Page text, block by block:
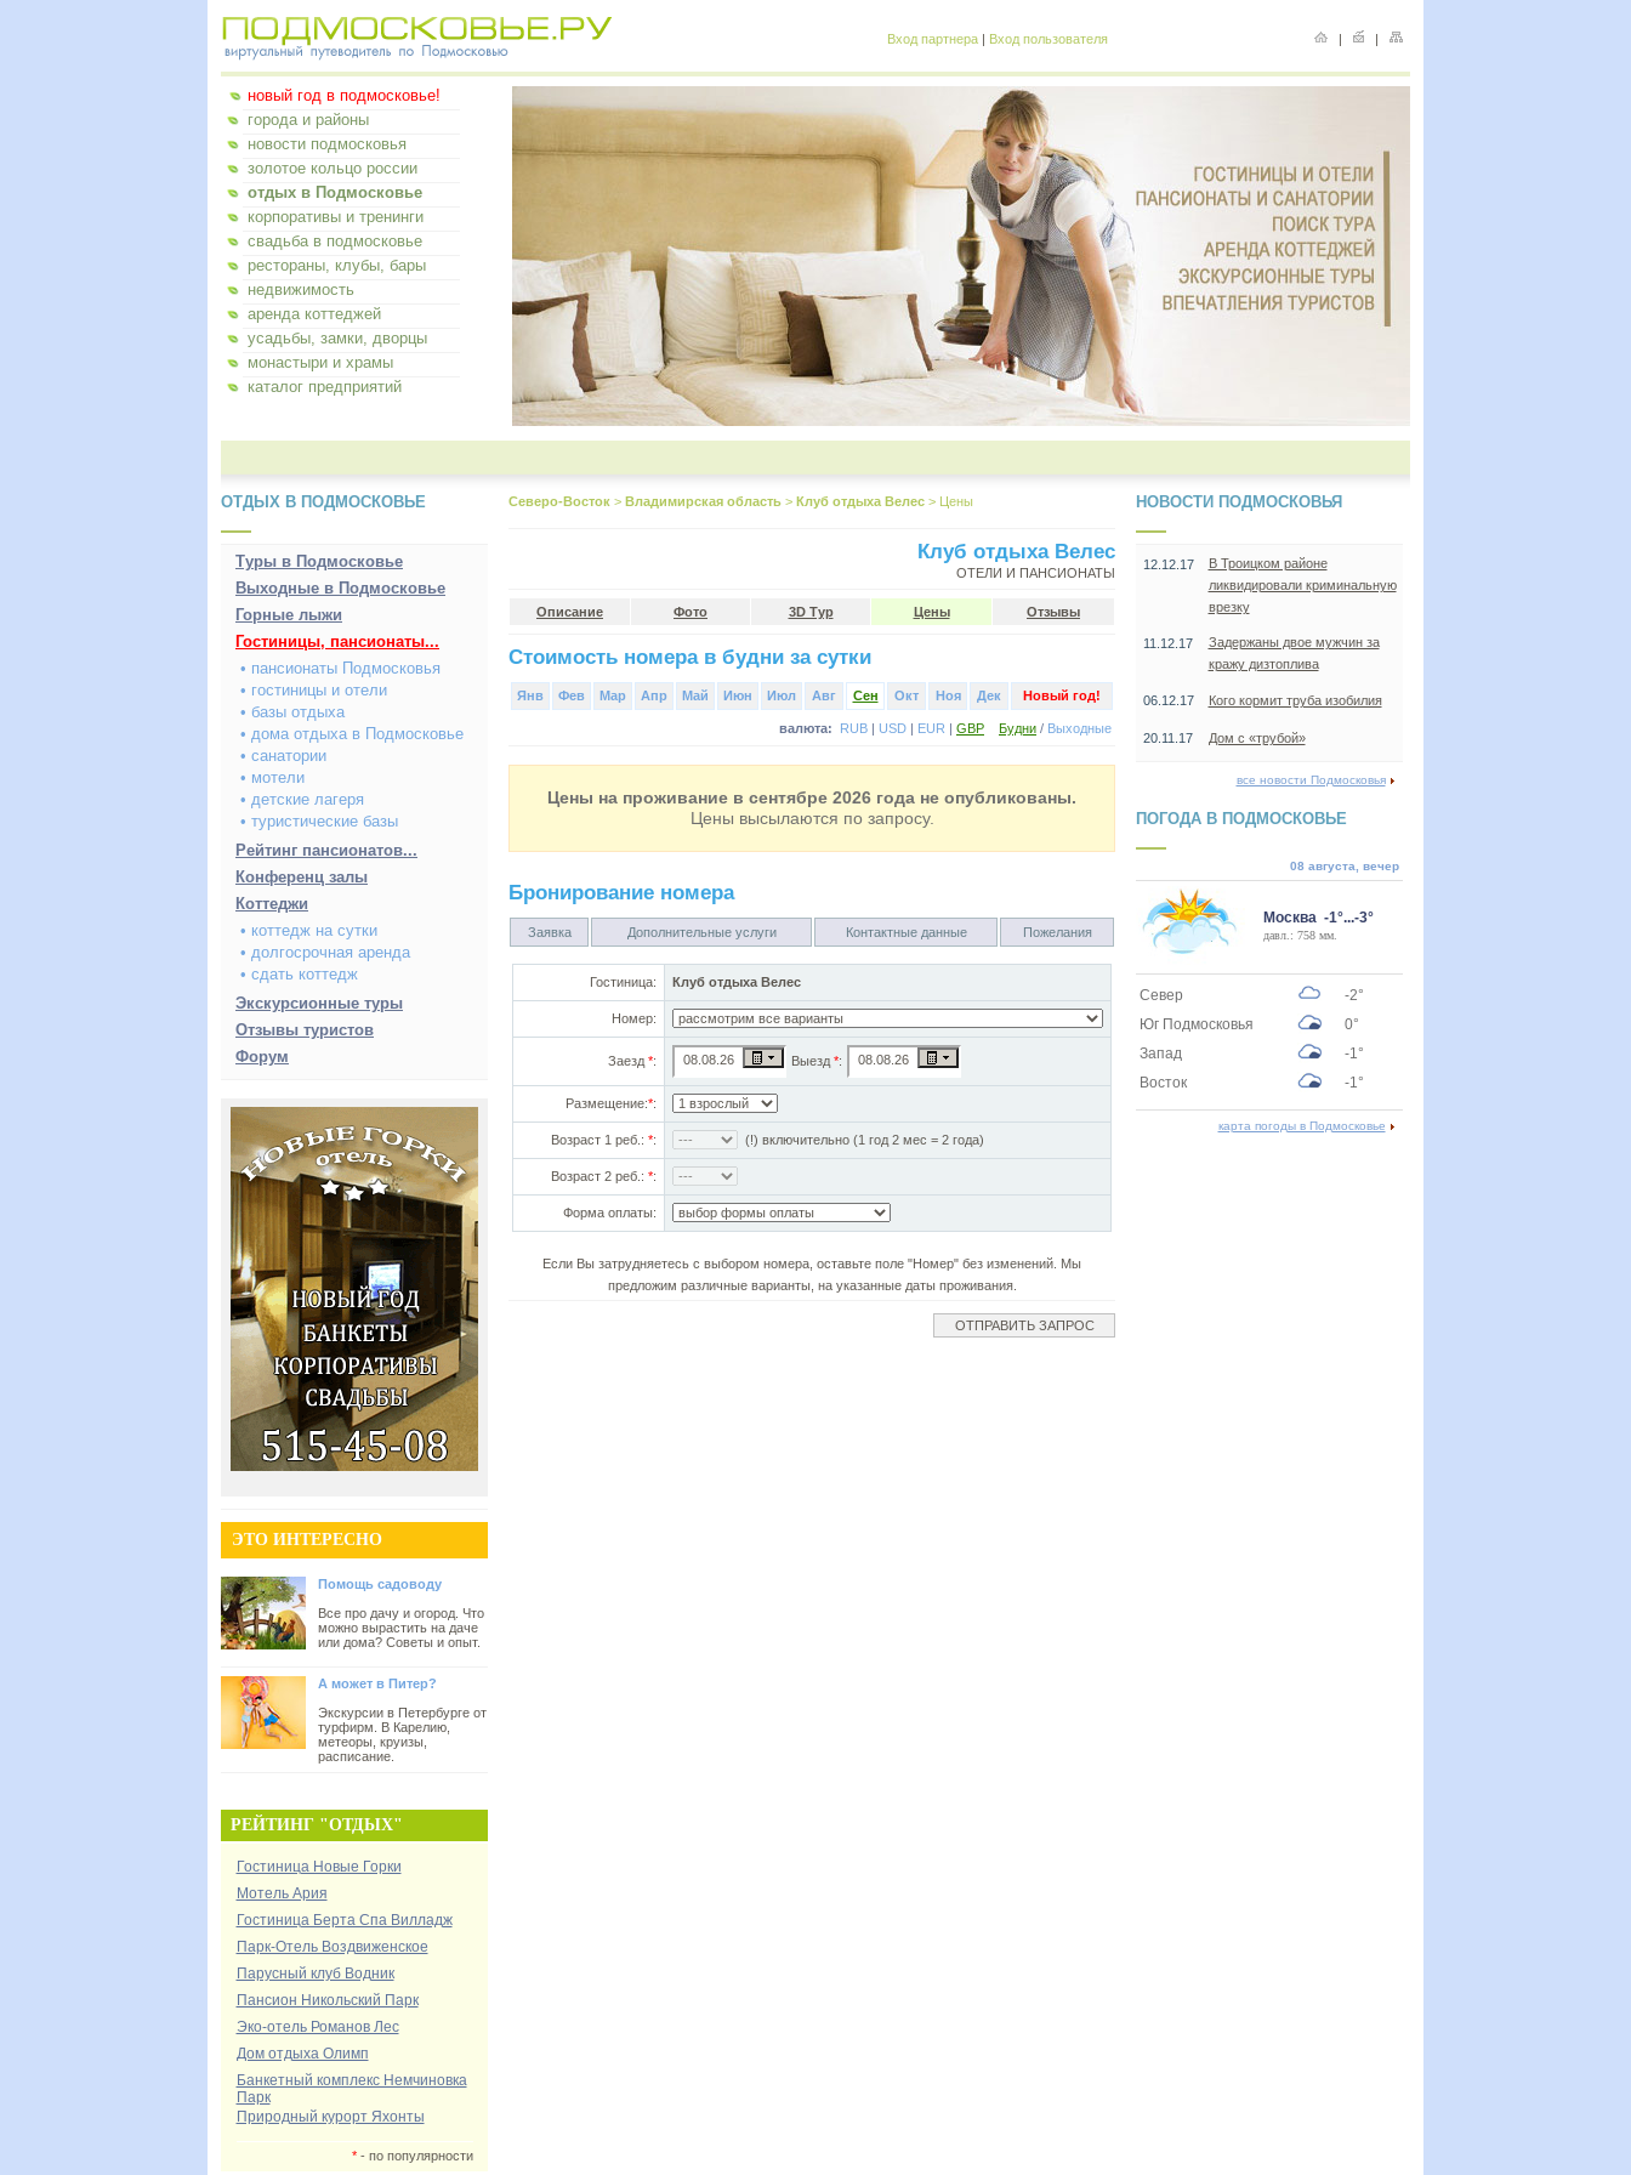
Вход партнера | Вход пользователя | |
новый год в подмосковье!
города и районы
новости подмосковья
золотое кольцо россии
отдых в Подмосковье
корпоративы и тренинги
свадьба в подмосковье
рестораны, клубы, бары
недвижимость
аренда коттеджей
усадьбы, замки, дворцы
монастыри и храмы
каталог предприятий
ОТДЫХ В ПОДМОСКОВЬЕ
Туры в Подмосковье
Выходные в Подмосковье
Горные лыжи
Гостиницы, пансионаты...
• пансионаты Подмосковья
• гостиницы и отели
• базы отдыха
• дома отдыха в Подмосковье
• санатории
• мотели
• детские лагеря
• туристические базы
Рейтинг пансионатов...
Конференц залы
Коттеджи
• коттедж на сутки
• долгосрочная аренда
• сдать коттедж
Экскурсионные туры
Отзывы туристов
Форум
ЭТО ИНТЕРЕСНО
Помощь садоводу
Все про дачу и огород. Что
можно вырастить на даче
или дома? Советы и опыт.
А может в Питер?
Экскурсии в Петербурге от
турфирм. В Карелию,
метеоры, круизы,
расписание.
РЕЙТИНГ "ОТДЫХ"
Гостиница Новые Горки
Мотель Ария
Гостиница Берта Спа Вилладж
Парк-Отель Воздвиженское
Парусный клуб Водник
Пансион Никольский Парк
Эко-отель Романов Лес
Дом отдыха Олимп
Банкетный комплекс Немчиновка
Парк
Природный курорт Яхонты
*- по популярности
Северо-Восток > Владимирская область > Клуб отдыха Велес > Цены
Клуб отдыха Велес
ОТЕЛИ И ПАНСИОНАТЫ
Описание Фото 3D Тур Цены Отзывы
Стоимость номера в будни за сутки
Янв Фев Мар Апр Май Июн Июл Авг Сен Окт Ноя Дек Новый год!
валюта: RUB | USD | EUR | GBP Будни / Выходные
Цены на проживание в сентябре 2026 года не опубликованы.
Цены высылаются по запросу.
Бронирование номера
Заявка Дополнительные услуги Контактные данные Пожелания
Гостиница: Клуб отдыха Велес
Номер:
Заезд *: Выезд *:
Размещение:*:
Возраст 1 реб.: *: (!) включительно (1 год 2 мес = 2 года)
Возраст 2 реб.: *:
Форма оплаты:
Если Вы затрудняетесь с выбором номера, оставьте поле "Номер" без изменений. Мы
предложим различные варианты, на указанные даты проживания.
НОВОСТИ ПОДМОСКОВЬЯ
12.12.17
В Троицком районе
ликвидировали криминальную
врезку
11.12.17
Задержаны двое мужчин за
кражу дизтоплива
06.12.17 Кого кормит труба изобилия
20.11.17 Дом с «трубой»
все новости Подмосковья
ПОГОДА В ПОДМОСКОВЬЕ
08 августа, вечер
Москва -1°...-3°
давл.: 758 мм.
Север
-2°
Юг Подмосковья
0°
Запад
-1°
Восток
-1°
карта погоды в Подмосковье